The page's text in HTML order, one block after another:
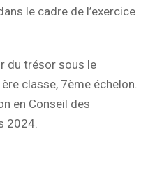
le cadre de l’exercice
du trésor sous le
classe, 7ème échelon.
en Conseil des
2024.